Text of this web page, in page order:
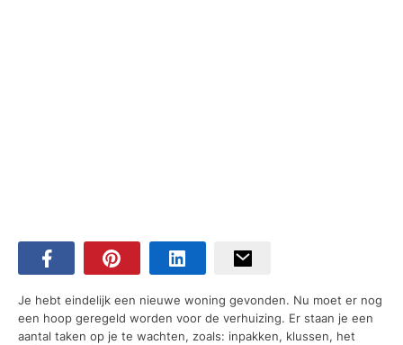
Je hebt eindelijk een nieuwe woning gevonden. Nu moet er nog
een hoop geregeld worden voor de verhuizing. Er staan je een
aantal taken op je te wachten, zoals: inpakken, klussen, het